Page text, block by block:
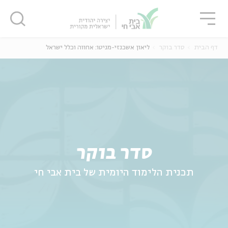
סדר בוקר
תכנית הלימוד היומית של בית אבי חי
דף הבית סדר בוקר ליאון אשכנזי-מניטו: אחווה וכלל ישראל
סגור